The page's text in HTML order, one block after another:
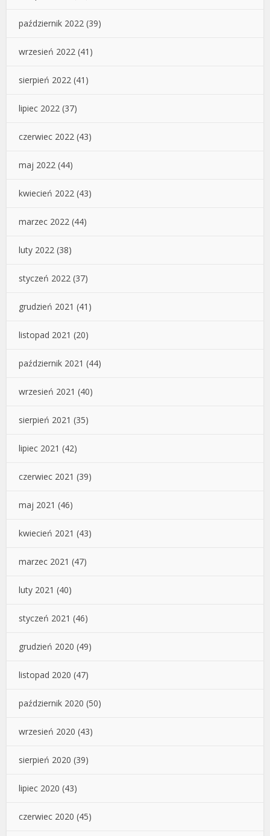
październik 2022 (39)
wrzesień 2022 (41)
sierpień 2022 (41)
lipiec 2022 (37)
czerwiec 2022 (43)
maj 2022 (44)
kwiecień 2022 (43)
marzec 2022 (44)
luty 2022 (38)
styczeń 2022 (37)
grudzień 2021 (41)
listopad 2021 (20)
październik 2021 (44)
wrzesień 2021 (40)
sierpień 2021 (35)
lipiec 2021 (42)
czerwiec 2021 (39)
maj 2021 (46)
kwiecień 2021 (43)
marzec 2021 (47)
luty 2021 (40)
styczeń 2021 (46)
grudzień 2020 (49)
listopad 2020 (47)
październik 2020 (50)
wrzesień 2020 (43)
sierpień 2020 (39)
lipiec 2020 (43)
czerwiec 2020 (45)